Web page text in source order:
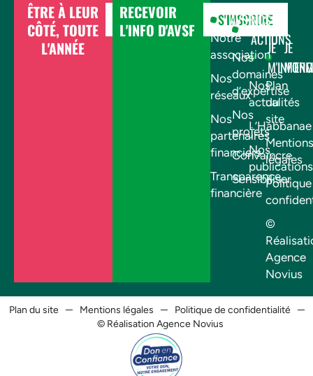
ÊTRE À LEUR
CÔTÉ, TOUTE
L'ANNÉE
DONNER
RECEVOIR
L'INFO D'AVSF
S'INSCRIRE
AVSF
Notre
association
Nos
réseaux
Nos
partenaires
financiers
Transparence
financière
NOS
ACTIONS
Nos
domaines
d’expertise
Nos
projets
Convaincre
Sensibiliser
JE
Nos
actualités
L’Habbanae
Nos
publications
JE
Plan
du
site
Mentions
légales
©
Agence
Novius
Plan du site Mentions légales
Politique de confidentialité
© Réalisation Agence Novius